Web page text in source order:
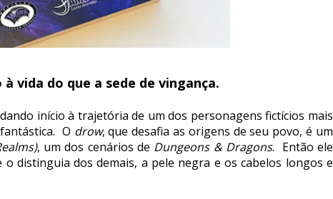
vida do que a sede de vingança.
início à trajetória de um dos personagens fictícios mais
O drow, que desafia as origens de seu povo, é um
, um dos cenários de Dungeons & Dragons. Então ele
distinguia dos demais, a pele negra e os cabelos longos e